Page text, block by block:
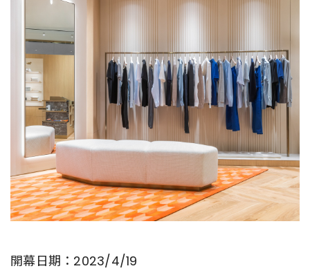
開幕日期：2023/4/19